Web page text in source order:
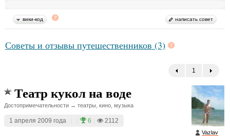
вики-код написать совет
Советы и отзывы путешественников (3)
1
Vazlav
Театр кукол на воде
Достопримечательности → театры, кино, музыка
1 апреля 2009 года 6 2112